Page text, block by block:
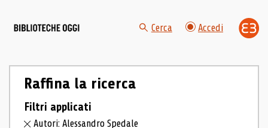
Cerca Accedi
Raffina la ricerca
Filtri applicati
Autori: Alessandro Spedale